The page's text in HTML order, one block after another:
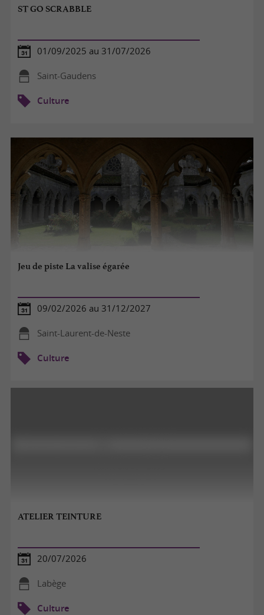
ST GO SCRABBLE
01/09/2025 au 31/07/2026
Saint-Gaudens
Culture
Jeu de piste La valise égarée
09/02/2026 au 31/12/2027
Saint-Laurent-de-Neste
Culture
ATELIER TEINTURE
20/07/2026
Labège
Culture